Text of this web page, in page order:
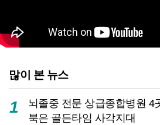
많이 본 뉴스
1
뇌졸중 전문 상급종합병원
북은 골든타임 사각지대